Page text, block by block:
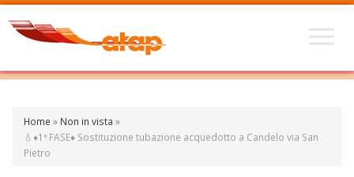
Home » Non in vista »
💧♦1ª FASE♦ Sostituzione tubazione acquedotto a Candelo via San
Pietro